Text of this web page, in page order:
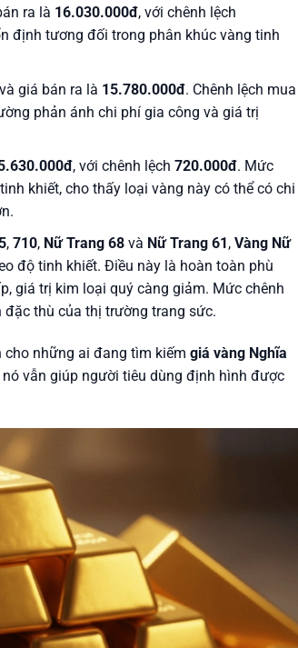
ra là 16.030.000đ, với chênh lệch
định tương đối trong phân khúc vàng tinh
giá bán ra là 15.780.000đ. Chênh lệch mua
phản ánh chi phí gia công và giá trị
, với chênh lệch 720.000đ. Mức
khiết, cho thấy loại vàng này có thể có chi
, 710, Nữ Trang 68và Nữ Trang 61, Vàng Nữ
độ tinh khiết. Điều này là hoàn toàn phù
giá trị kim loại quý càng giảm. Mức chênh
đặc thù của thị trường trang sức.
những ai đang tìm kiếm giá vàng Nghĩa
vẫn giúp người tiêu dùng định hình được